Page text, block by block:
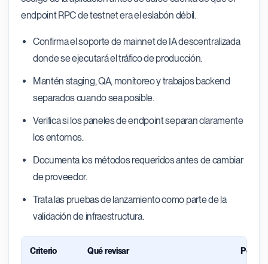
endpoint RPC de testnet era el eslabón débil.
Confirma el soporte de mainnet de IA descentralizada
donde se ejecutará el tráfico de producción.
Mantén staging, QA, monitoreo y trabajos backend
separados cuando sea posible.
Verifica si los paneles de endpoint separan claramente
los entornos.
Documenta los métodos requeridos antes de cambiar
de proveedor.
Trata las pruebas de lanzamiento como parte de la
validación de infraestructura.
Criterio Qué revisar Por